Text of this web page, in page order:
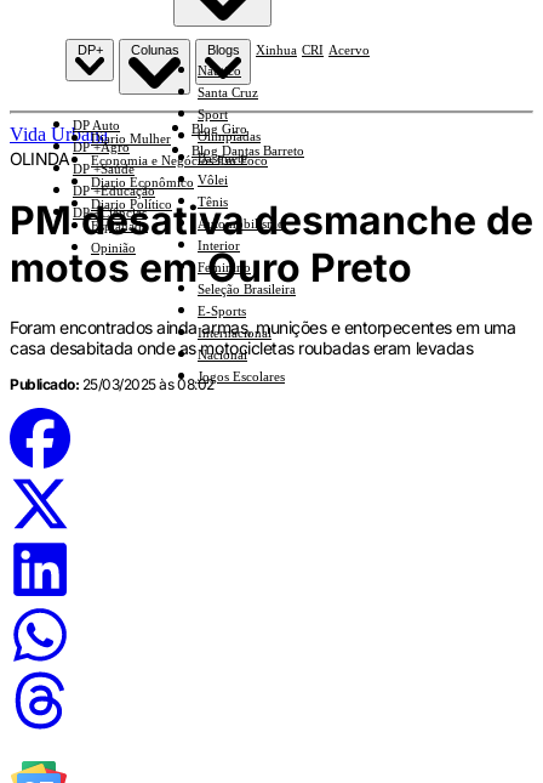
Náutico
Santa Cruz
Sport
Olimpíadas
Basquete
Vôlei
Tênis
Automobilismo
Interior
Feminino
Seleção Brasileira
E-Sports
Internacional
Nacional
Jogos Escolares
DP+
DP Auto
DP +Agro
DP +Saúde
DP +Educação
DP +Ciências
Colunas
Diario Mulher
Economia e Negócios Em Foco
Diario Econômico
Diario Político
Esplanada
Opinião
Blogs
Blog Giro
Blog Dantas Barreto
Xinhua CRI Acervo
Vida Urbana
OLINDA
PM desativa desmanche de
motos em Ouro Preto
Foram encontrados ainda armas, munições e entorpecentes em uma
casa desabitada onde as motocicletas roubadas eram levadas
Publicado: 25/03/2025 às 08:02